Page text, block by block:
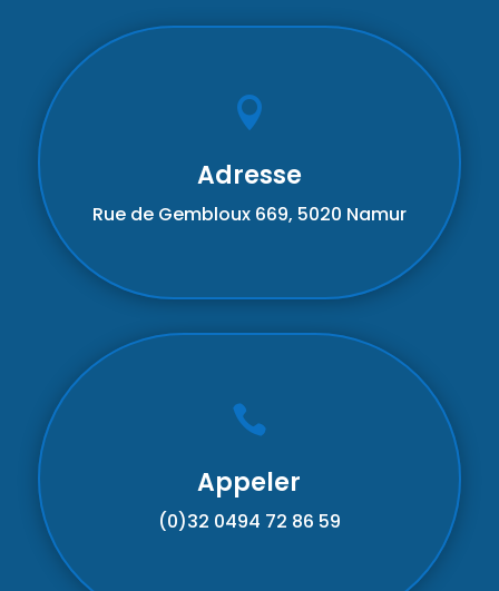

Adresse
Rue de Gembloux 669, 5020 Namur

Appeler
(0)32 0494 72 86 59